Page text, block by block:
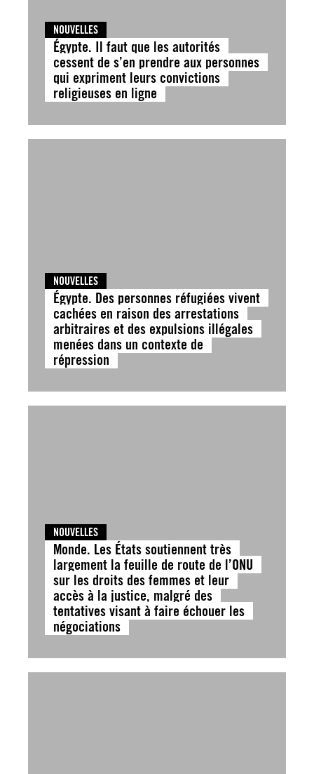
NOUVELLES
Égypte. Il faut que les autorités
cessent de s’en prendre aux personnes
qui expriment leurs convictions
religieuses en ligne
NOUVELLES
Égypte. Des personnes réfugiées vivent
cachées en raison des arrestations
arbitraires et des expulsions illégales
menées dans un contexte de
répression
NOUVELLES
Monde. Les États soutiennent très
largement la feuille de route de l’ONU
sur les droits des femmes et leur
accès à la justice, malgré des
tentatives visant à faire échouer les
négociations